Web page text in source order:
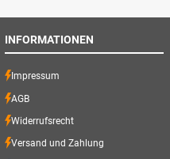
INFORMATIONEN
Impressum
AGB
Widerrufsrecht
Versand und Zahlung